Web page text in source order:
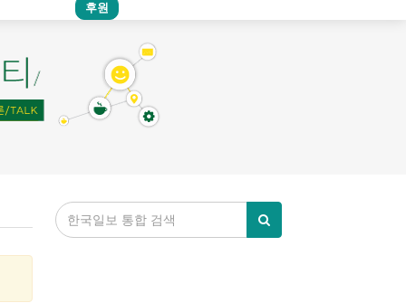
후원